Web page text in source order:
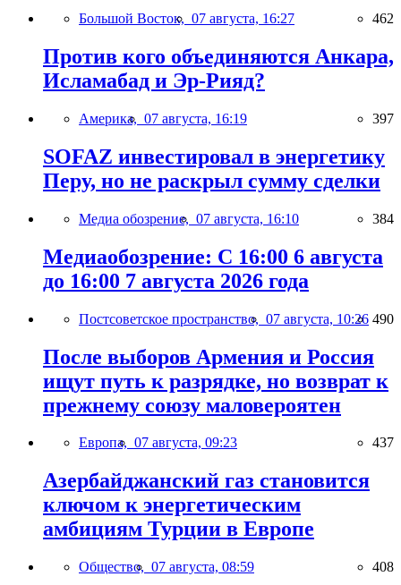
Большой Восток, 07 августа, 16:27 462
Против кого объединяются Анкара,
Исламабад и Эр-Рияд?
Америка, 07 августа, 16:19 397
SOFAZ инвестировал в энергетику
Перу, но не раскрыл сумму сделки
Медиа обозрение, 07 августа, 16:10 384
Медиаобозрение: С 16:00 6 августа
до 16:00 7 августа 2026 года
Постсоветское пространство, 07 августа, 10:26 490
После выборов Армения и Россия
ищут путь к разрядке, но возврат к
прежнему союзу маловероятен
Европа, 07 августа, 09:23 437
Азербайджанский газ становится
ключом к энергетическим
амбициям Турции в Европе
Общество, 07 августа, 08:59 408